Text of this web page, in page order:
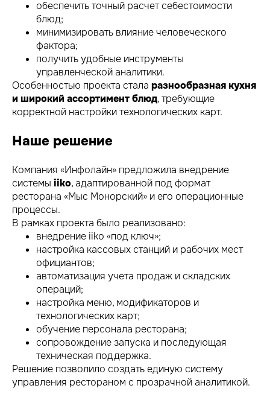
обеспечить точный расчет себестоимости
блюд;
минимизировать влияние человеческого
фактора;
получить удобные инструменты
управленческой аналитики.
Особенностью проекта стала разнообразная кухня
и широкий ассортимент блюд, требующие
корректной настройки технологических карт.
Наше решение
Компания «Инфолайн» предложила внедрение
системы iiko, адаптированной под формат
ресторана «Мыс Монорский» и его операционные
процессы.
В рамках проекта было реализовано:
внедрение iiko «под ключ»;
настройка кассовых станций и рабочих мест
официантов;
автоматизация учета продаж и складских
операций;
настройка меню, модификаторов и
технологических карт;
обучение персонала ресторана;
сопровождение запуска и последующая
техническая поддержка.
Решение позволило создать единую систему
управления рестораном с прозрачной аналитикой.